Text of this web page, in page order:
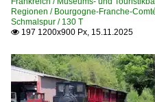
872 000 Besançon –
875 000 Frasne –
876 000 Pontarlier ⨯
878 000 Andelot-en-
Regionen / Bourgogne-Franche-
Schmalspur / 130 T
 197 1200x900 Px, 15.11.2025